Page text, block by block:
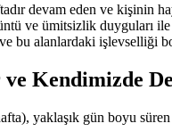
devam eden ve kişinin
ve ümitsizlik duyguları
bu alanlardaki işlevselliği
Kendimizde
yaklaşık gün boyu